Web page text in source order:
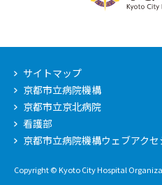
サイトマップ
京都市立病院機構
京都市立京北病院
看護部
京都市立病院機構ウェブアク
Copyright © Kyoto City Hospital